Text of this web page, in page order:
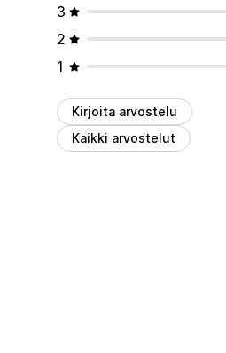
3
2
1
Kirjoita arvostelu
Kaikki arvostelut